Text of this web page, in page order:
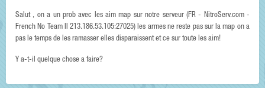
Salut , on a un prob avec les aim map sur notre serveur (FR - NitroServ.com -
French No Team II 213.186.53.105:27025) les armes ne reste pas sur la map on a
pas le temps de les ramasser elles disparaissent et ce sur toute les aim!
Y a-t-il quelque chose a faire?